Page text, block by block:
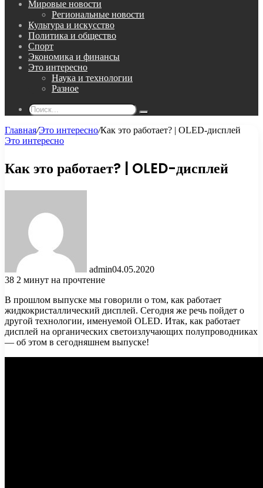
Мировые новости
Региональные новости
Культура и искусство
Политика и общество
Спорт
Экономика и финансы
Это интересно
Наука и технологии
Разное
Поиск...
Главная/Это интересно/Как это работает? | OLED-дисплей
Это интересно
Как это работает? | OLED-дисплей
admin04.05.2020
38 2 минут на прочтение
В прошлом выпуске мы говорили о том, как работает
жидкокристаллический дисплей. Сегодня же речь пойдет о
другой технологии, именуемой OLED. Итак, как работает
дисплей на органических светоизлучающих полупроводниках
— об этом в сегодняшнем выпуске!